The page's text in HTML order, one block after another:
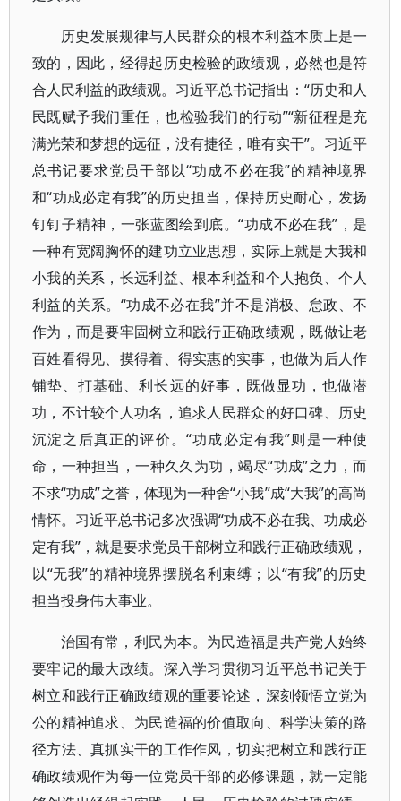
历史发展规律与人民群众的根本利益本质上是一
致的，因此，经得起历史检验的政绩观，必然也是符
合人民利益的政绩观。习近平总书记指出：“历史和人
民既赋予我们重任，也检验我们的行动”“新征程是充
满光荣和梦想的远征，没有捷径，唯有实干”。习近平
总书记要求党员干部以“功成不必在我”的精神境界
和“功成必定有我”的历史担当，保持历史耐心，发扬
钉钉子精神，一张蓝图绘到底。“功成不必在我”，是
一种有宽阔胸怀的建功立业思想，实际上就是大我和
小我的关系，长远利益、根本利益和个人抱负、个人
利益的关系。“功成不必在我”并不是消极、怠政、不
作为，而是要牢固树立和践行正确政绩观，既做让老
百姓看得见、摸得着、得实惠的实事，也做为后人作
铺垫、打基础、利长远的好事，既做显功，也做潜
功，不计较个人功名，追求人民群众的好口碑、历史
沉淀之后真正的评价。“功成必定有我”则是一种使
命，一种担当，一种久久为功，竭尽“功成”之力，而
不求“功成”之誉，体现为一种舍“小我”成“大我”的高尚
情怀。习近平总书记多次强调“功成不必在我、功成必
定有我”，就是要求党员干部树立和践行正确政绩观，
以“无我”的精神境界摆脱名利束缚；以“有我”的历史
担当投身伟大事业。
治国有常，利民为本。为民造福是共产党人始终
要牢记的最大政绩。深入学习贯彻习近平总书记关于
树立和践行正确政绩观的重要论述，深刻领悟立党为
公的精神追求、为民造福的价值取向、科学决策的路
径方法、真抓实干的工作作风，切实把树立和践行正
确政绩观作为每一位党员干部的必修课题，就一定能